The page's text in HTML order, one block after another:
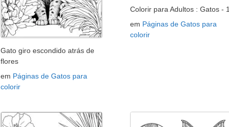
Gato giro escondido atrás de
flores
em Páginas de Gatos para
colorir
Colorir para Adultos : Gatos - 1
em Páginas de Gatos para
colorir